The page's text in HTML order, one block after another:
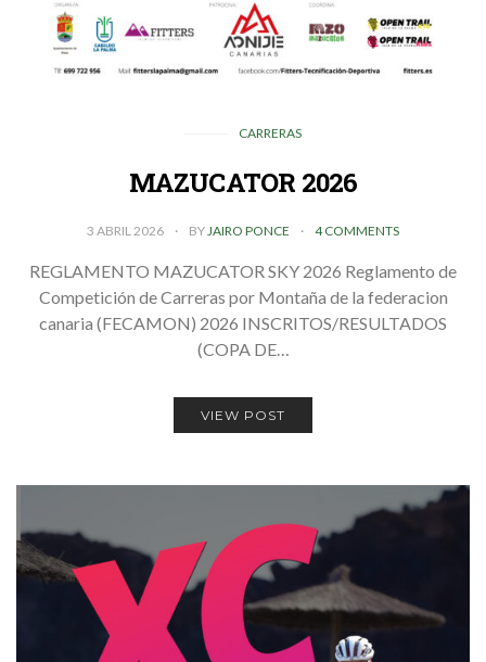
CARRERAS
MAZUCATOR 2026
3 ABRIL 2026 BY JAIRO PONCE 4 COMMENTS
REGLAMENTO MAZUCATOR SKY 2026 Reglamento de
Competición de Carreras por Montaña de la federacion
canaria (FECAMON) 2026 INSCRITOS/RESULTADOS
(COPA DE…
VIEW POST